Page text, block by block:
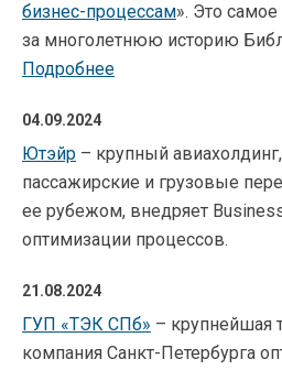
бизнес-процессам». Это
за многолетнюю историю
Подробнее
04.09.2024
Ютэйр – крупный
пассажирские и грузовые
ее рубежом, внедряет
оптимизации процессов.
21.08.2024
ГУП «ТЭК СПб» – крупнейшая
компания Санкт-Петербурга